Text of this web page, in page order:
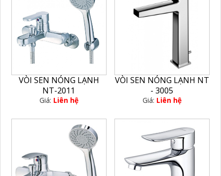
VÒI SEN NÓNG LẠNH
NT-2011
Giá: Liên hệ
VÒI SEN NÓNG LẠNH NT
- 3005
Giá: Liên hệ